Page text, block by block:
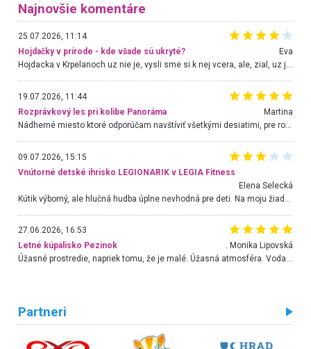
Najnovšie komentáre
25.07.2026, 11:14
Hojdačky v prírode - kde všade sú ukryté?
Eva
Hojdacka v Krpelanoch uz nie je, vysli sme si k nej vcera, ale, zial, uz je znicena. Ak sem planujete cestu len kvoli hojdacke, mozete si ju usetrit. Krasny vyhlad je tu vsak aj bez hojdacky :-)
19.07.2026, 11:44
Rozprávkový les pri kolibe Panoráma
Martina
Nádherné miesto ktoré odporúčam navštíviť všetkými desiatimi, pre rodiny s deťmi, dôchodcom... Proste a jednoducho ozaj rozprávkový les.. určite ešte prídeme. Odniesli sme si na pamiatku krásne tričká,
09.07.2026, 15:15
Vnútorné detské ihrisko LEGIONARIK v LEGIA Fitness
Elena Selecká
27.06.2026, 16:53
Letné kúpalisko Pezinok
. Monika Lipovská
Úžasné prostredie, napriek tomu, že je malé. Úžasná atmosféra. Voda fantastická a nádherná. Ľudí je pomerne veľa, ale su mili a ohľaduplní. Je veľmi zaujímavé sledovať, ako dokážu spolu športovať cudzí ľudia a bez ohľadu na vek. Vládne tu pohoda. Vnuka neviem dostať z vody. Ďakujem za krásny deň . Urcite sa sem vrátim. Jediný problém je s parkovaním, ale aj ten sa mi podarilo vyriešiť. Monika Bratislava
Partneri